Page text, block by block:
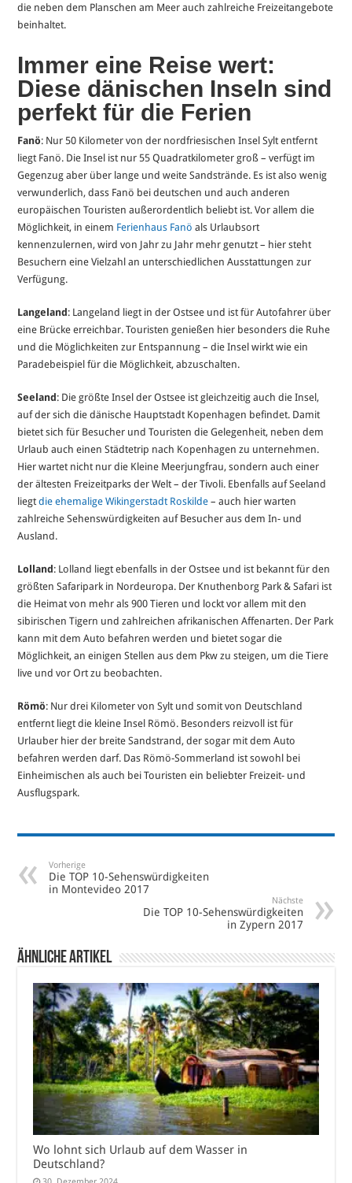
die neben dem Planschen am Meer auch zahlreiche Freizeitangebote
beinhaltet.
Immer eine Reise wert:
Diese dänischen Inseln sind
perfekt für die Ferien
Fanö: Nur 50 Kilometer von der nordfriesischen Insel Sylt entfernt
liegt Fanö. Die Insel ist nur 55 Quadratkilometer groß – verfügt im
Gegenzug aber über lange und weite Sandstrände. Es ist also wenig
verwunderlich, dass Fanö bei deutschen und auch anderen
europäischen Touristen außerordentlich beliebt ist. Vor allem die
Möglichkeit, in einem Ferienhaus Fanö als Urlaubsort
kennenzulernen, wird von Jahr zu Jahr mehr genutzt – hier steht
Besuchern eine Vielzahl an unterschiedlichen Ausstattungen zur
Verfügung.
Langeland: Langeland liegt in der Ostsee und ist für Autofahrer über
eine Brücke erreichbar. Touristen genießen hier besonders die Ruhe
und die Möglichkeiten zur Entspannung – die Insel wirkt wie ein
Paradebeispiel für die Möglichkeit, abzuschalten.
Seeland: Die größte Insel der Ostsee ist gleichzeitig auch die Insel,
auf der sich die dänische Hauptstadt Kopenhagen befindet. Damit
bietet sich für Besucher und Touristen die Gelegenheit, neben dem
Urlaub auch einen Städtetrip nach Kopenhagen zu unternehmen.
Hier wartet nicht nur die Kleine Meerjungfrau, sondern auch einer
der ältesten Freizeitparks der Welt – der Tivoli. Ebenfalls auf Seeland
liegtdie ehemalige Wikingerstadt Roskilde – auch hier warten
zahlreiche Sehenswürdigkeiten auf Besucher aus dem In- und
Ausland.
Lolland: Lolland liegt ebenfalls in der Ostsee und ist bekannt für den
größten Safaripark in Nordeuropa. Der Knuthenborg Park & Safari ist
die Heimat von mehr als 900 Tieren und lockt vor allem mit den
sibirischen Tigern und zahlreichen afrikanischen Affenarten. Der Park
kann mit dem Auto befahren werden und bietet sogar die
Möglichkeit, an einigen Stellen aus dem Pkw zu steigen, um die Tiere
live und vor Ort zu beobachten.
Römö: Nur drei Kilometer von Sylt und somit von Deutschland
entfernt liegt die kleine Insel Römö. Besonders reizvoll ist für
Urlauber hier der breite Sandstrand, der sogar mit dem Auto
befahren werden darf. Das Römö-Sommerland ist sowohl bei
Einheimischen als auch bei Touristen ein beliebter Freizeit- und
Ausflugspark.
Vorherige
Die TOP 10-Sehenswürdigkeiten
in Montevideo 2017
Nächste
Die TOP 10-Sehenswürdigkeiten
in Zypern 2017
Ähnliche Artikel
Wo lohnt sich Urlaub auf dem Wasser in
Deutschland?